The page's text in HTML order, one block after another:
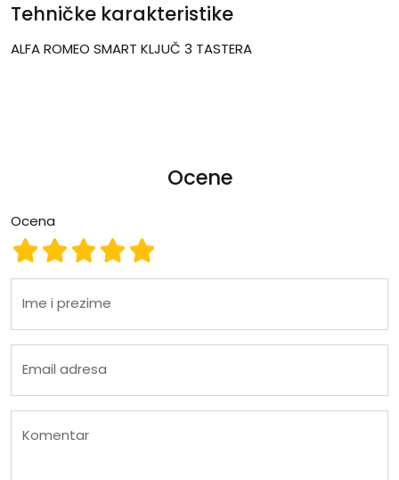
Tehničke karakteristike
ALFA ROMEO SMART KLJUČ 3 TASTERA
Ocene
Ocena
Ocena 5
Ocena 4
Ocena 3
Ocena 2
Ocena 1
Ime i prezime
Email adresa
Komentar